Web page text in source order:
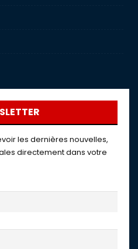
les dernières nouvelles,
directement dans votre